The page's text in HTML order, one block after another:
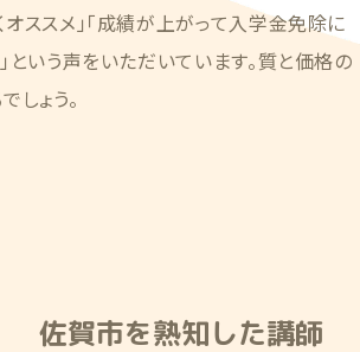
ススメ」「成績が上がって入学金免除に
という声をいただいています。質と価格の
しょう。
佐賀市を熟知した講師